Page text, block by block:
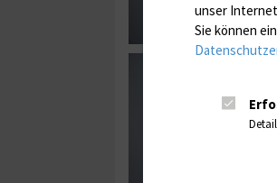
unser
Sie können